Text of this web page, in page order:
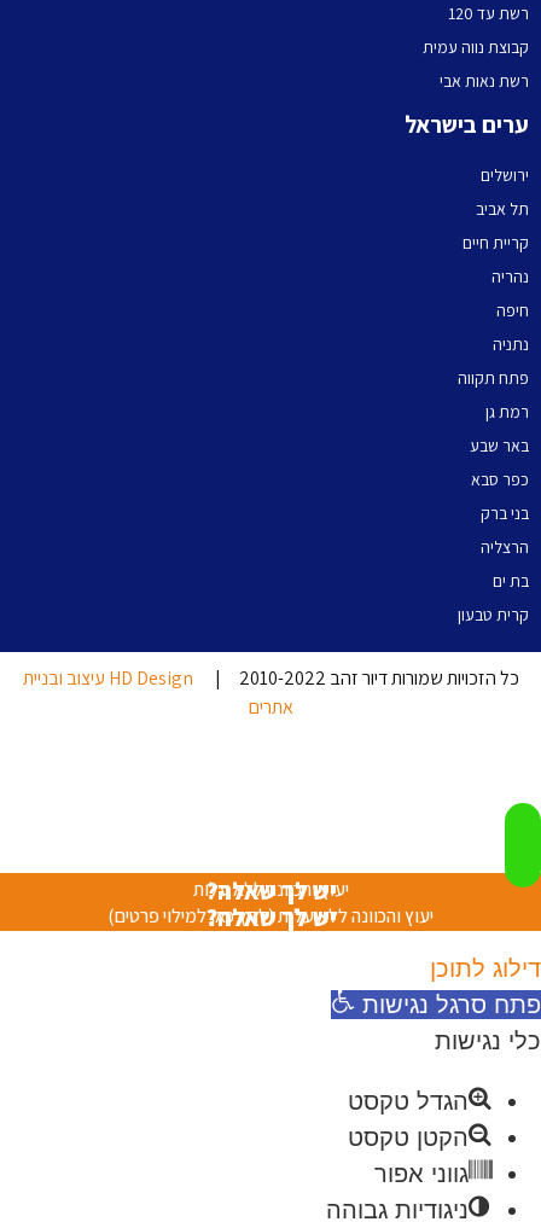
רשת עד 120
קבוצת נווה עמית
רשת נאות אבי
ערים בישראל
ירושלים
תל אביב
קריית חיים
נהריה
חיפה
נתניה
פתח תקווה
רמת גן
באר שבע
כפר סבא
בני ברק
הרצליה
בת ים
קרית טבעון
כל הזכויות שמורות דיור זהב 2010-2022 |
HD Design עיצוב ובניית
אתרים
יש לך שאלה?
יעוץ והכוונה ללא עלות
יש לך שאלה?
יעוץ והכוונה ללא עלות (לחץ כאן למילוי פרטים)
דילוג לתוכן
פתח סרגל נגישות
כלי נגישות
הגדל טקסט
הקטן טקסט
גווני אפור
ניגודיות גבוהה